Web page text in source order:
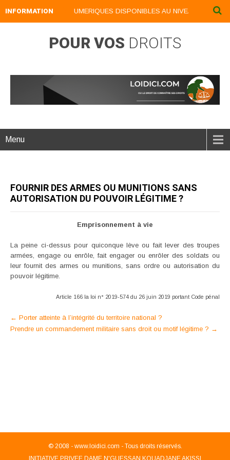
INFORMATION
NOS LIVRES NUMERIQUES DISPONIBLES AU NIVEAU DU
POUR VOS DROITS
Menu
FOURNIR DES ARMES OU MUNITIONS SANS
AUTORISATION DU POUVOIR LÉGITIME ?
Emprisonnement à vie
La peine ci-dessus pour quiconque lève ou fait lever des troupes
armées, engage ou enrôle, fait engager ou enrôler des soldats ou
leur fournit des armes ou munitions, sans ordre ou autorisation du
pouvoir légitime.
Article 166 la loi n° 2019-574 du 26 juin 2019 portant Code pénal
Post
navigation
← Porter atteinte à l’intégrité du territoire national ?
Prendre un commandement militaire sans droit ou motif légitime ? →
© 2008 - www.loidici.com - Tous droits réservés.
INITIATIVE PRIVEE DAME N'GUESSAN KOUADJANE AKISSI